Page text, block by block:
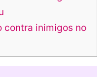
contra inimigos no